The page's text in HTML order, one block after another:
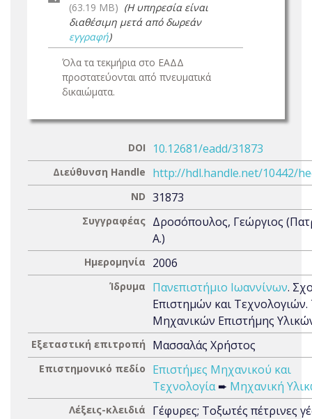
(63.19 MB) (Η υπηρεσία είναι
διαθέσιμη μετά από δωρεάν
εγγραφή)
Όλα τα τεκμήρια στο ΕΑΔΔ
προστατεύονται από πνευματικά
δικαιώματα.
DOI 10.12681/eadd/31873
Διεύθυνση Handle http://hdl.handle.net/10442/
ND 31873
Συγγραφέας Δροσόπουλος, Γεώργιος
Α.)
Ημερομηνία 2006
Ίδρυμα Πανεπιστήμιο Ιωαννίνων.
Επιστημών και
Μηχανικών Επιστήμης
Εξεταστική επιτροπή Μασσαλάς Χρήστος
Επιστημονικό πεδίο
Επιστήμες Μηχανικού και
Τεχνολογία➨ Μηχανική
Λέξεις-κλειδιά
Γέφυρες; Τοξωτές πέτρινες